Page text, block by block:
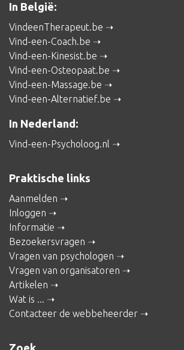
In België:
VindeenTherapeut.be
Vind-een-Coach.be
Vind-een-Kinesist.be
Vind-een-Osteopaat.be
Vind-een-Massage.be
Vind-een-Alternatief.be
In Nederland:
Vind-een-Psycholoog.nl
Praktische links
Aanmelden
Inloggen
Informatie
Bezoekersvragen
Vragen van psychologen
Vragen van organisatoren
Artikelen
Wat is ...
Contacteer de webbeheerder
Zoek ...